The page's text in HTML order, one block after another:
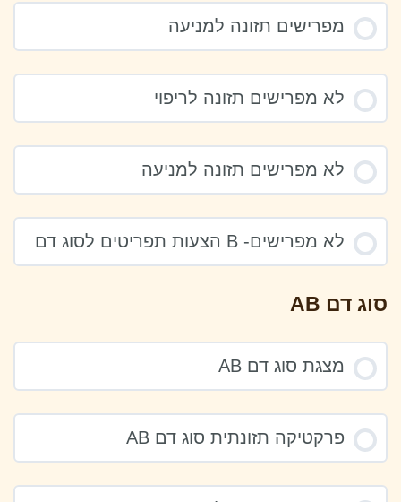
מפרישים תזונה למניעה
לא מפרישים תזונה לריפוי
לא מפרישים תזונה למניעה
לא מפרישים- B הצעות תפריטים לסוג דם
סוג דם AB
מצגת סוג דם AB
פרקטיקה תזונתית סוג דם AB